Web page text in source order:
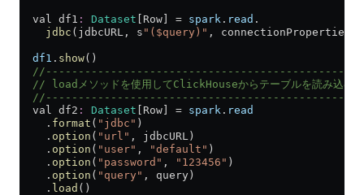
  val df1
: Dataset [Row] = spark . read .
    jdbc
(jdbcURL, s "($query)" , connectionProperties)
  df1
. show()
  // loadメソッドを使用してClickHouseからテーブルを読み込む
  val df2
: Dataset [Row] = spark . read
    .
format ( "jdbc" )
    .
option ( "url" , jdbcURL)
    .
option ( "user" , "default" )
    .
option ( "password" , "123456" )
    .
option ( "query" , query)
    .
load ()